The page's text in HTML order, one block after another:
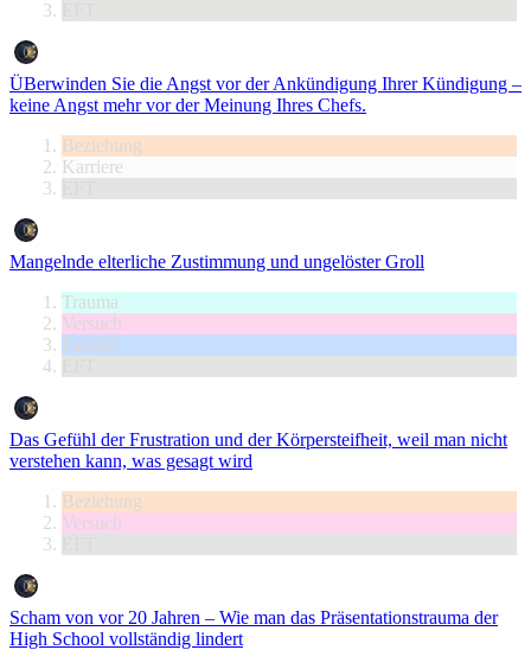
ÜBerwinden Sie die Angst vor der Ankündigung Ihrer Kündigung –
keine Angst mehr vor der Meinung Ihres Chefs.
Beziehung
Karriere
Mangelnde elterliche Zustimmung und ungelöster Groll
Trauma
Versuch
Familie
Das Gefühl der Frustration und der Körpersteifheit, weil man nicht
verstehen kann, was gesagt wird
Beziehung
Versuch
Scham von vor 20 Jahren – Wie man das Präsentationstrauma der
High School vollständig lindert